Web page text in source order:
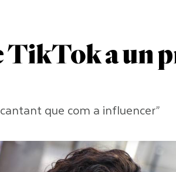
TikTok a un
que com a influencer”